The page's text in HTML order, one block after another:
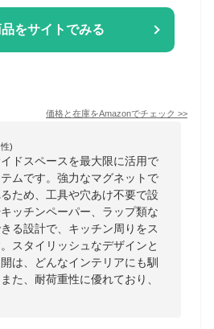
をサイトでみる
価格と在庫をAmazonでチェック >>
)
ドスペースを最大限に活用で
ムです。強力なマグネットで
ため、工具や穴あけ不要で設
ッチンペーパー、ラップ類な
る設計で、キッチン周りをス
スタイリッシュなデザインと
は、どんなインテリアにも馴
た、耐荷重性に優れており、